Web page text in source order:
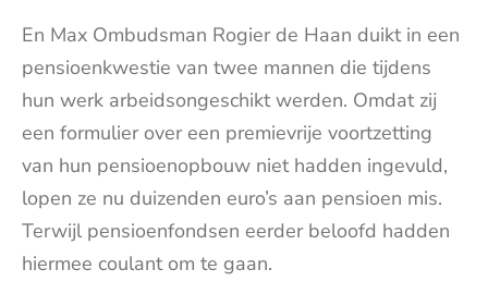
En Max Ombudsman Rogier de Haan duikt in een
pensioenkwestie van twee mannen die tijdens
hun werk arbeidsongeschikt werden. Omdat zij
een formulier over een premievrije voortzetting
van hun pensioenopbouw niet hadden ingevuld,
lopen ze nu duizenden euro’s aan pensioen mis.
Terwijl pensioenfondsen eerder beloofd hadden
hiermee coulant om te gaan.